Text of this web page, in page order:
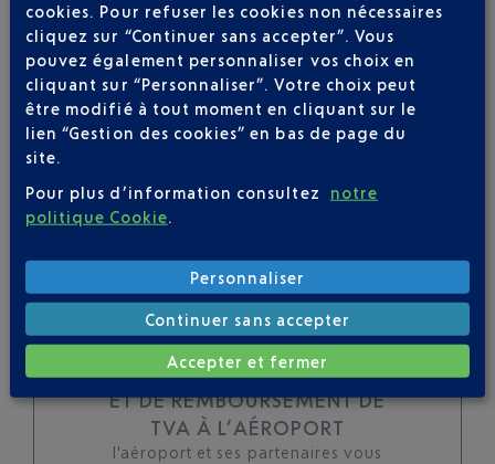
toutes les évolutions
pour ce vol
TOUS LES SERVICES DE CHANGE
ET DE REMBOURSEMENT DE
TVA À L’AÉROPORT
l'aéroport et ses partenaires vous
cookies. Pour refuser les cookies non nécessaires
cliquez sur “Continuer sans accepter”. Vous
pouvez également personnaliser vos choix en
cliquant sur “Personnaliser”. Votre choix peut
être modifié à tout moment en cliquant sur le
lien “Gestion des cookies” en bas de page du
site.
Pour plus d’information consultez
notre
politique Cookie.
Personnaliser
Continuer sans accepter
Accepter et fermer